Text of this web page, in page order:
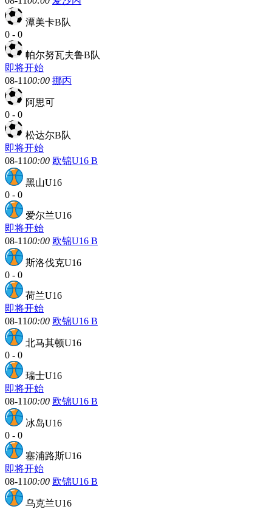
潭美卡B队
0 - 0
帕尔努瓦夫鲁B队
即将开始
08-1100:00 挪丙
阿思可
0 - 0
松达尔B队
即将开始
08-1100:00 欧锦U16 B
黑山U16
0 - 0
爱尔兰U16
即将开始
08-1100:00 欧锦U16 B
斯洛伐克U16
0 - 0
荷兰U16
即将开始
08-1100:00 欧锦U16 B
北马其顿U16
0 - 0
瑞士U16
即将开始
08-1100:00 欧锦U16 B
冰岛U16
0 - 0
塞浦路斯U16
即将开始
08-1100:00 欧锦U16 B
乌克兰U16